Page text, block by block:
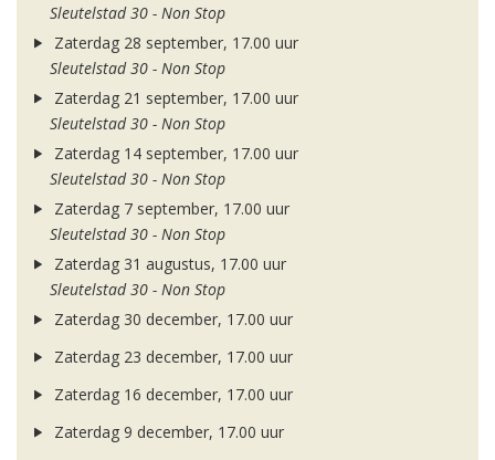
Sleutelstad 30 - Non Stop
Zaterdag 28 september, 17.00 uur
Sleutelstad 30 - Non Stop
Zaterdag 21 september, 17.00 uur
Sleutelstad 30 - Non Stop
Zaterdag 14 september, 17.00 uur
Sleutelstad 30 - Non Stop
Zaterdag 7 september, 17.00 uur
Sleutelstad 30 - Non Stop
Zaterdag 31 augustus, 17.00 uur
Sleutelstad 30 - Non Stop
Zaterdag 30 december, 17.00 uur
Zaterdag 23 december, 17.00 uur
Zaterdag 16 december, 17.00 uur
Zaterdag 9 december, 17.00 uur